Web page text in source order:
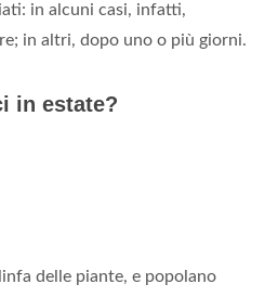
in alcuni casi, infatti,
in altri, dopo uno o più giorni.
in estate?
delle piante, e popolano